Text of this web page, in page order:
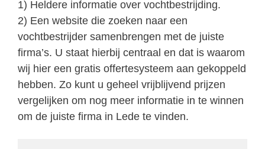
1) Heldere informatie over vochtbestrijding.
2) Een website die zoeken naar een
vochtbestrijder samenbrengen met de juiste
firma’s. U staat hierbij centraal en dat is waarom
wij hier een gratis offertesysteem aan gekoppeld
hebben. Zo kunt u geheel vrijblijvend prijzen
vergelijken om nog meer informatie in te winnen
om de juiste firma in Lede te vinden.